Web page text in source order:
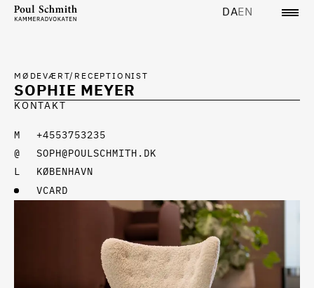
DAEN
SOPHIE MEYER
MØDEVÆRT/RECEPTIONIST
KONTAKT
+4553753235
SOPH@POULSCHMITH.DK
KØBENHAVN
VCARD